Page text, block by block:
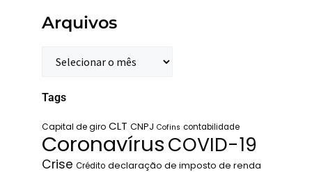
Arquivos
Tags
Capital de giro CLT CNPJ Cofins contabilidade
CoronavírusCOVID-19
Crise Crédito declaração de imposto de renda